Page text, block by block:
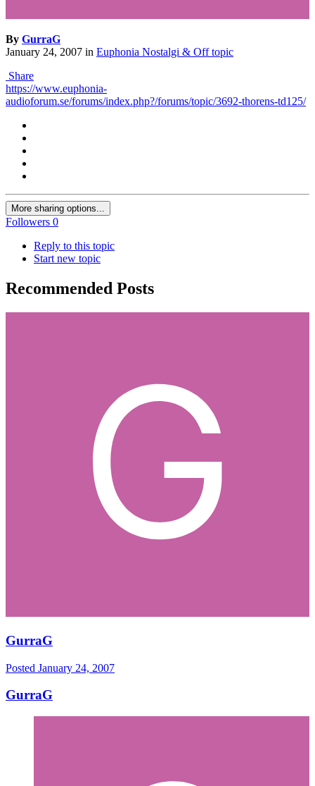
By GurraG
January 24, 2007 in Euphonia Nostalgi & Off topic
Share
https://www.euphonia-
audioforum.se/forums/index.php?/forums/topic/3692-thorens-td125/
More sharing options...
Followers 0
Reply to this topic
Start new topic
Recommended Posts
GurraG
Posted January 24, 2007
GurraG